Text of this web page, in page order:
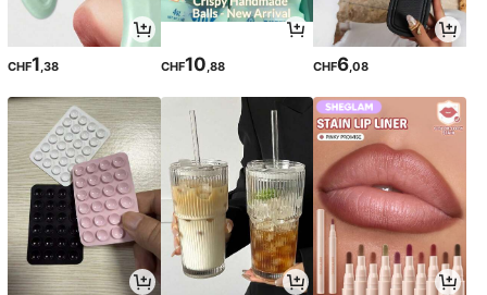
CHF1,38 CHF10,88 CHF6,08